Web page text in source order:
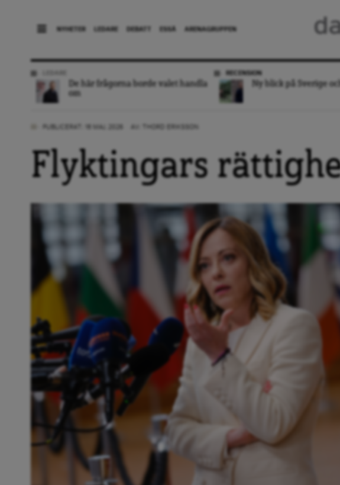
NYHETER LEDARE DEBATT ESSÄ ARENAGRUPPEN
De här frågorna borde valet handla
om
RECENSION
Ny blick på Sverige
Flyktingars